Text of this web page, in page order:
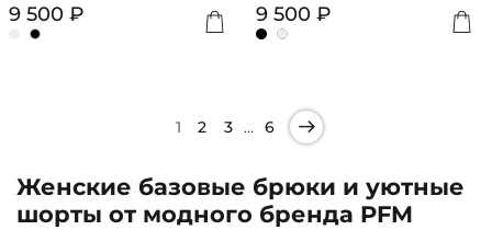
9 500 ₽ 9 500 ₽
1 2 3 … 6
Женские базовые брюки и уютные
шорты от модного бренда PFM